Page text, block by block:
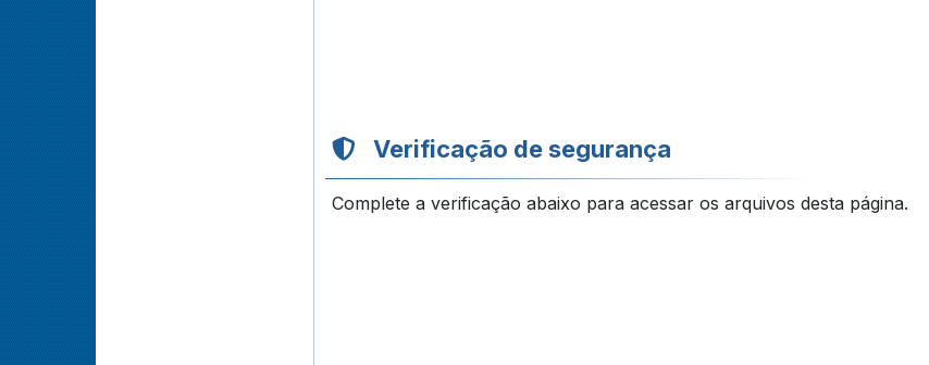
Verificação de segurança
Complete a verificação abaixo para acessar os arquivos desta página.